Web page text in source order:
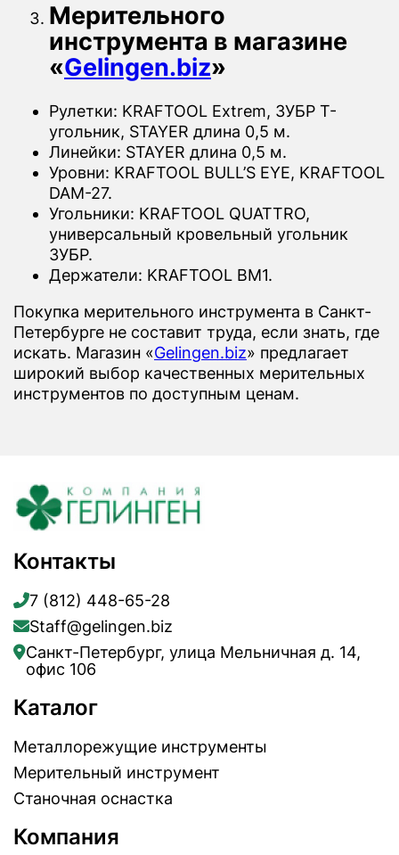
Мерительного
инструмента в магазине
«Gelingen.biz»
Рулетки: KRAFTOOL Extrem, ЗУБР Т-
угольник, STAYER длина 0,5 м.
Линейки: STAYER длина 0,5 м.
Уровни: KRAFTOOL BULL’S EYE, KRAFTOOL
DAM-27.
Угольники: KRAFTOOL QUATTRO,
универсальный кровельный угольник
ЗУБР.
Держатели: KRAFTOOL ВМ1.
Покупка мерительного инструмента в Санкт-
Петербурге не составит труда, если знать, где
искать. Магазин «Gelingen.biz» предлагает
широкий выбор качественных мерительных
инструментов по доступным ценам.
Контакты
7 (812) 448-65-28
Staff@gelingen.biz
Санкт-Петербург, улица Мельничная д. 14,
офис 106
Каталог
Металлорежущие инструменты
Мерительный инструмент
Станочная оснастка
Компания